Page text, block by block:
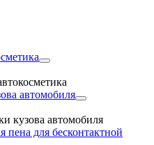
автомобиля
кузова автомобиля
пена для бесконтактной